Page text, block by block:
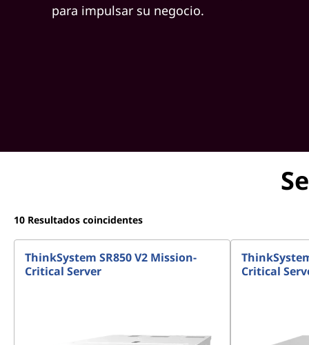
para impulsar su negocio.
10 Resultados coincidentes
ThinkSystem SR850 V2 Mission-
Critical Server
Critical